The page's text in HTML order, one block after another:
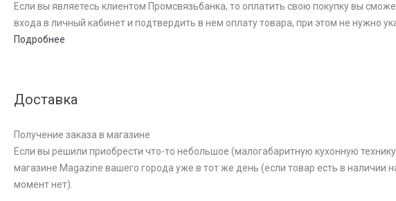
Если вы являетесь клиентом Промсвязьбанка, то оплатить свою покупку вы
входа в личный кабинет и подтвердить в нем оплату товара, при этом не нужно
Подробнее
Доставка
Получение заказа в магазине
Если вы решили приобрести что-то небольшое (малогабаритную кухонную
магазине Magazine вашего города уже в тот же день (если товар есть в наличии
момент нет).